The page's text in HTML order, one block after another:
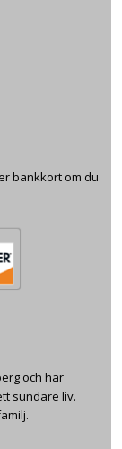
bankkort om du
och har
sundare liv.